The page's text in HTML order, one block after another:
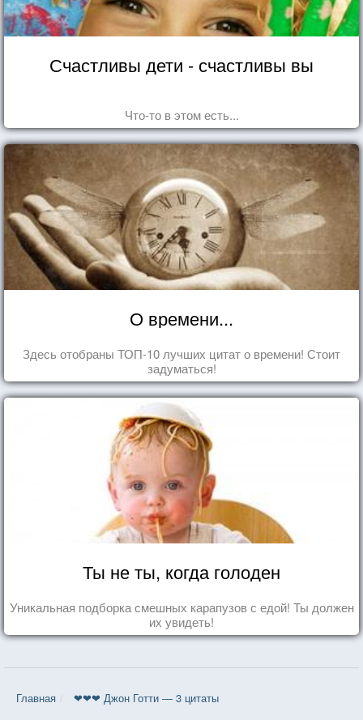
Счастливы дети - счастливы вы
Что-то в этом есть...
О времени...
Здесь отобраны ТОП-10 лучших цитат о времени! Стоит
задуматься!
Ты не ты, когда голоден
Уникальная подборка смешных карапузов с едой! Ты должен
их увидеть!
Главная ❤❤❤ Джон Готти — 3 цитаты